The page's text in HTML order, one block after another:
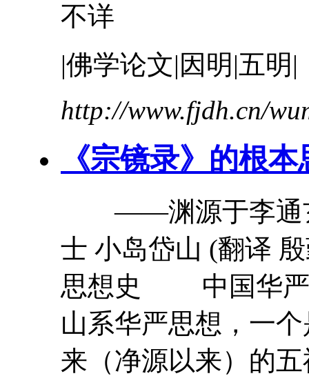
不详
|佛学论文|因明|五明|
http://www.fjdh.cn/
《宗镜录》的根
――渊源于李通
士 小岛岱山 (翻译
思想史 中国华严
山系华严思想，一
来（净源以来）的